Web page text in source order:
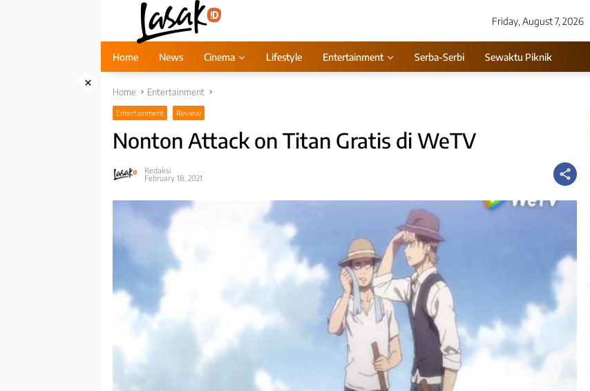
Friday, August 7, 2026
Home News Cinema Lifestyle Entertainment Serba-Serbi Sewaktu Piknik
× Home Entertainment
Entertainment Review
Nonton Attack on Titan Gratis di WeTV
Redaksi
February 18, 2021